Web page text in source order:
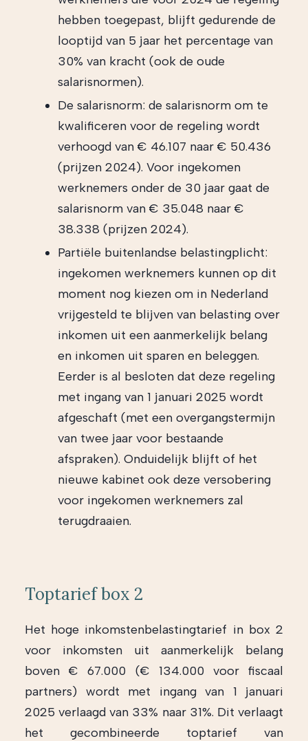
hebben toegepast, blijft gedurende de
looptijd van 5 jaar het percentage van
30% van kracht (ook de oude
salarisnormen).
De salarisnorm: de salarisnorm om te
kwalificeren voor de regeling wordt
verhoogd van € 46.107 naar € 50.436
(prijzen 2024). Voor ingekomen
werknemers onder de 30 jaar gaat de
salarisnorm van € 35.048 naar €
38.338 (prijzen 2024).
Partiële buitenlandse belastingplicht:
ingekomen werknemers kunnen op dit
moment nog kiezen om in Nederland
vrijgesteld te blijven van belasting over
inkomen uit een aanmerkelijk belang
en inkomen uit sparen en beleggen.
Eerder is al besloten dat deze regeling
met ingang van 1 januari 2025 wordt
afgeschaft (met een overgangstermijn
van twee jaar voor bestaande
afspraken). Onduidelijk blijft of het
nieuwe kabinet ook deze versobering
voor ingekomen werknemers zal
terugdraaien.
Toptarief box 2
Het hoge inkomstenbelastingtarief in box 2
voor inkomsten uit aanmerkelijk belang
boven € 67.000 (€ 134.000 voor fiscaal
partners) wordt met ingang van 1 januari
2025 verlaagd van 33% naar 31%. Dit verlaagt
het gecombineerde toptarief van